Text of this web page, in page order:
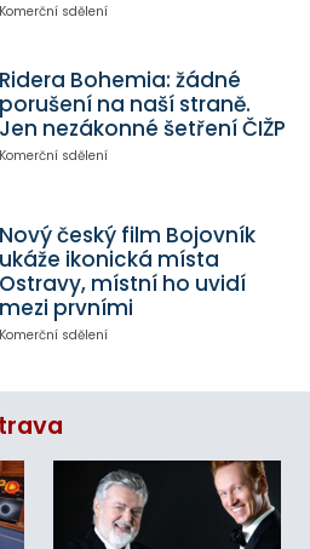
Komerční sdělení
Ridera Bohemia: žádné
porušení na naší straně.
Jen nezákonné šetření ČIŽP
Komerční sdělení
Nový český film Bojovník
ukáže ikonická místa
Ostravy, místní ho uvidí
mezi prvními
Komerční sdělení